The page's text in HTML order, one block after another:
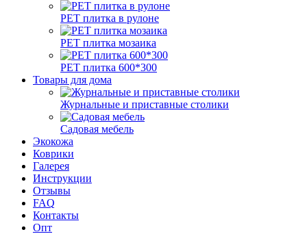
РЕТ плитка в рулоне
РЕТ плитка мозаика
РЕТ плитка 600*300
Товары для дома
Журнальные и приставные столики
Садовая мебель
Экокожа
Коврики
Галерея
Инструкции
Отзывы
FAQ
Контакты
Опт